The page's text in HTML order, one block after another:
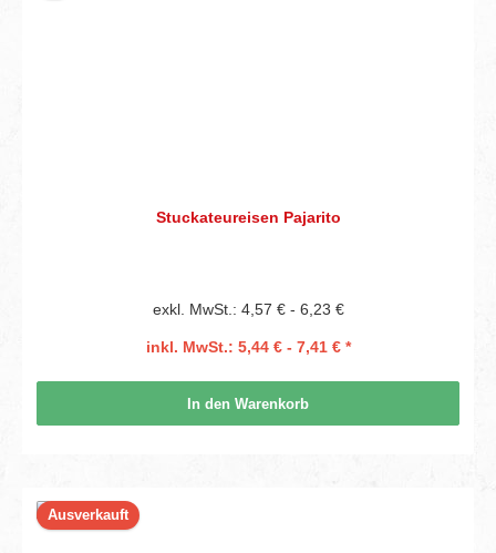
Stuckateureisen Pajarito
exkl. MwSt.: 4,57 € - 6,23 €
inkl. MwSt.: 5,44 € - 7,41 € *
In den Warenkorb
Ausverkauft